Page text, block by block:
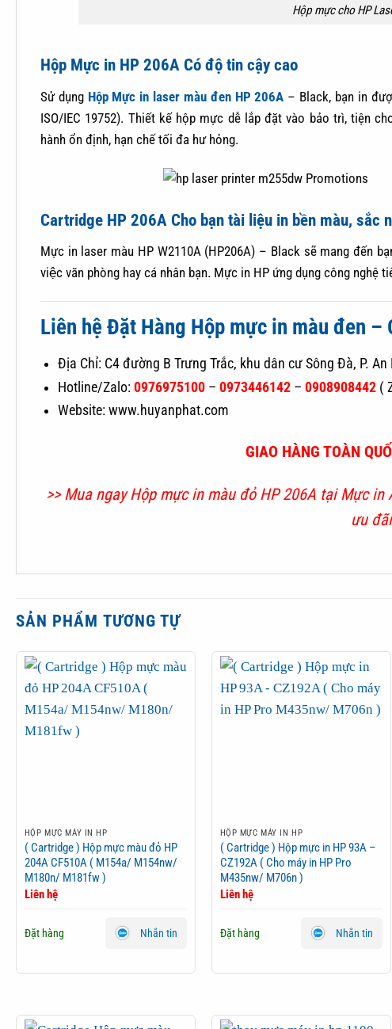
Hộp mực cho HP
Hộp Mực in HP 206A Có độ tin cậy cao
Sử dụng Hộp Mực in laser màu đen HP 206A – Black, bạn in
ISO/IEC 19752). Thiết kế hộp mực dễ lắp đặt vào bảo trì, tiện
hành ổn định, hạn chế tối đa hư hỏng.
Cartridge HP 206A Cho bạn tài liệu in bền màu, sắc
Mực in laser màu HP W2110A (HP206A) – Black sẽ mang đến
việc văn phòng hay cá nhân bạn. Mực in HP ứng dụng công nghệ
Liên hệ Đặt Hàng Hộp mực in màu đen
Địa Chỉ: C4 đường B Trưng Trắc, khu dân cư Sông Đà, P.
Hotline/Zalo:0976975100 –0973446142 –0908908442 (
Website: www.huyanphat.com
GIAO HÀNG TOÀN
>> Mua ngay Hộp mực in màu đỏ HP 206A tạiMực in
ưu
SẢN PHẨM TƯƠNG TỰ
HỘP MỰC MÁY IN HP
( Cartridge ) Hộp mực màu đỏ HP
204A CF510A ( M154a/ M154nw/
M180n/ M181fw )
Liên hệ
Đặt hàng Nhắn tin
HỘP MỰC MÁY IN HP
( Cartridge ) Hộp mực in HP 93A –
CZ192A ( Cho máy in HP Pro
M435nw/ M706n )
Liên hệ
Đặt hàng Nhắn tin